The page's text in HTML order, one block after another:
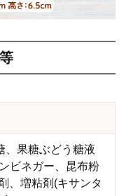
、果糖ぶどう糖液
ビネガー、昆布粉
、増粘剤(キサンタ